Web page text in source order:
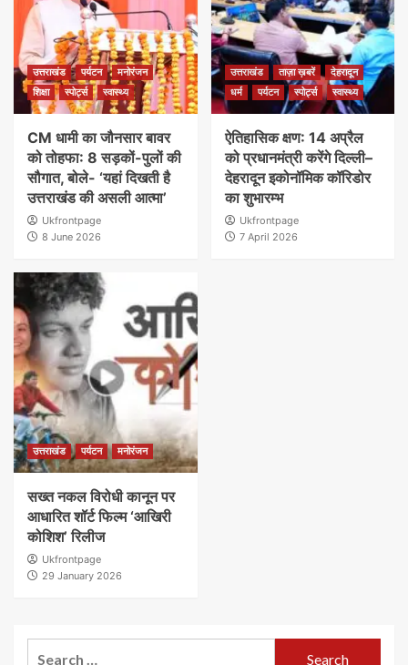
उत्तराखंड पर्यटन
मनोरंजन
शिक्षा
स्पोर्ट्स स्वास्थ्य
CM धामी का जौनसार बावर
को तोहफा: 8 सड़कों-पुलों की
सौगात, बोले- ‘यहां दिखती है
उत्तराखंड की असली आत्मा’
Ukfrontpage
8 June 2026
उत्तराखंड ताज़ा ख़बरें
देहरादून
धर्म
पर्यटन स्पोर्ट्स स्वास्थ्य
ऐतिहासिक क्षण: 14 अप्रैल
को प्रधानमंत्री करेंगे दिल्ली–
देहरादून इकोनॉमिक कॉरिडोर
का शुभारम्भ
Ukfrontpage
7 April 2026
उत्तराखंड पर्यटन मनोरंजन
सख्त नकल विरोधी कानून पर
आधारित शॉर्ट फिल्म ‘आखिरी
कोशिश’ रिलीज
Ukfrontpage
29 January 2026